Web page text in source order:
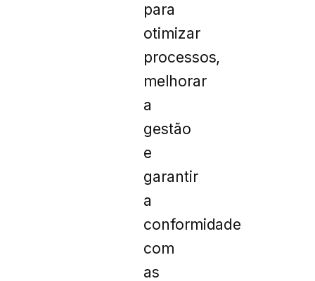
para
otimizar
processos,
melhorar
a
gestão
e
garantir
a
conformidade
com
as